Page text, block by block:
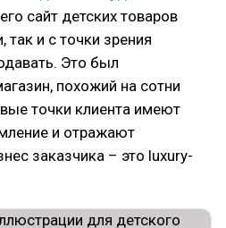
сайт детских товаров
так и с точки зрения
Это был
похожий на сотни
точки клиента имеют
и отражают
заказчика – это luxury-